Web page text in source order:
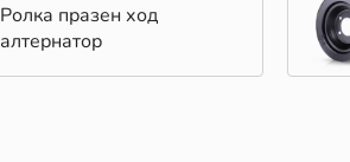
Ролка празен ход
алтернатор